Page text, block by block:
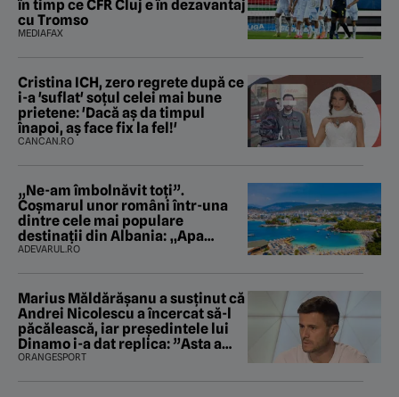
în timp ce CFR Cluj e în dezavantaj
cu Tromso
MEDIAFAX
Cristina ICH, zero regrete după ce
i-a 'suflat' soțul celei mai bune
prietene: 'Dacă aș da timpul
înapoi, aș face fix la fel!'
CANCAN.RO
„Ne-am îmbolnăvit toți”.
Coșmarul unor români într-una
dintre cele mai populare
destinații din Albania: „Apa
mirosea a canalizare”
ADEVARUL.RO
Marius Măldărăşanu a susţinut că
Andrei Nicolescu a încercat să-l
păcălească, iar preşedintele lui
Dinamo i-a dat replica: ”Asta a
fost istoria”
ORANGESPORT